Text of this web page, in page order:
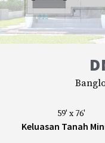
59' x 76'
Keluasan Tanah